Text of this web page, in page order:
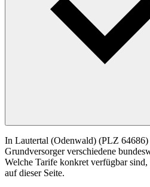
In Lautertal (Odenwald) (PLZ 64686)
Grundversorger verschiedene
Welche Tarife konkret verfügbar
auf dieser Seite.